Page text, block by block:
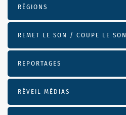
RÉGIONS
REMET LE SON / COUPE LE SON
REPORTAGES
RÉVEIL MÉDIAS